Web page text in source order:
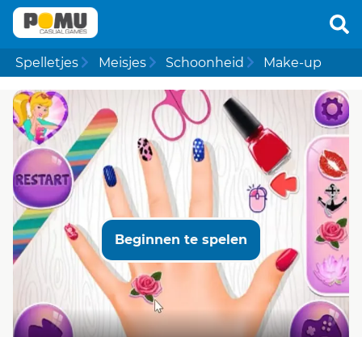
Spelletjes Meisjes Schoonheid Make-up
Beginnen te spelen